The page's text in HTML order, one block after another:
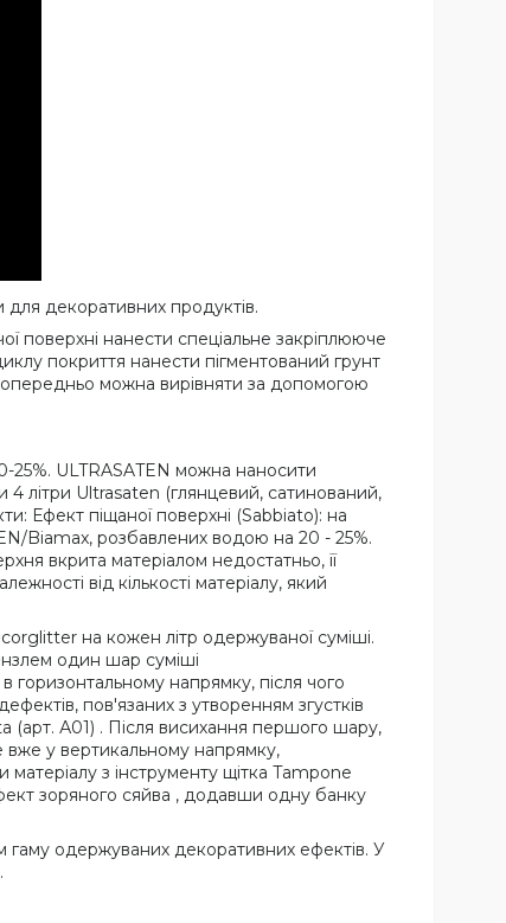
для декоративних продуктів.
нанести спеціальне закріплююче
покриття нанести пігментований грунт
можна вирівняти за допомогою
ULTRASATEN можна наносити
літри Ultrasaten (глянцевий, сатинований,
Ефект піщаної поверхні (Sabbiato): на
Biamax, розбавлених водою на 20 - 25%.
вкрита матеріалом недостатньо, її
від кількості матеріалу, який
на кожен літр одержуваної суміші.
один шар суміші
напрямку, після чого
пов'язаних з утворенням згустків
А01) . Після висихання першого шару,
вже у вертикальному напрямку,
з інструменту щітка Tampone
зоряного сяйва , додавши одну банку
одержуваних декоративних ефектів. У